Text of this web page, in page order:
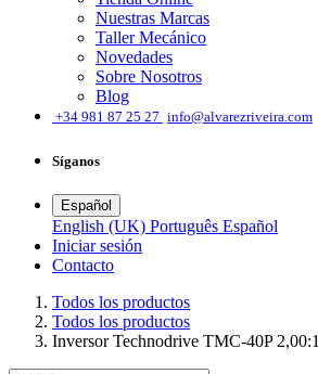
Nuestras Marcas
Taller Mecánico
Novedades
Sobre Nosotros
Blog
+34 981 87 25 27 info@alvarezriveira.com
Síganos
Español
English (UK) Português Español
Iniciar sesión
​Contacto
Todos los productos
Todos los productos
Inversor Technodrive TMC-40P 2,00:1